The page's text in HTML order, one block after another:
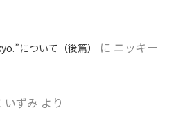
について（後篇） に ニッキー
いずみ より